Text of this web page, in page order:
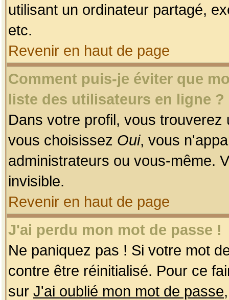
utilisant un ordinateur partagé,
etc.
Revenir en haut de page
Comment puis-je éviter que
liste des utilisateurs en ligne ?
Dans votre profil, vous
vous choisissez Oui, vous
administrateurs ou vous-même.
invisible.
Revenir en haut de page
J'ai perdu mon mot de passe !
Ne paniquez pas ! Si votre mot
contre être réinitialisé. Pour ce
sur J'ai oublié mon mot de passe